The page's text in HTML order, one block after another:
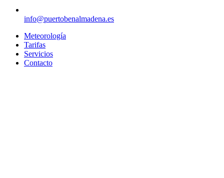
info@puertobenalmadena.es
Meteorología
Tarifas
Servicios
Contacto